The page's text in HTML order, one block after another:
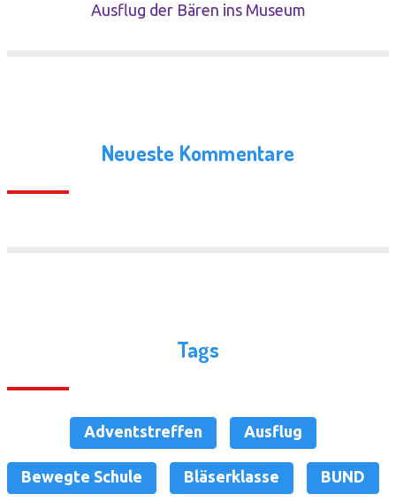
Ausflug der Bären ins Museum
Neueste Kommentare
Tags
Adventstreffen Ausflug
Bewegte Schule Bläserklasse BUND